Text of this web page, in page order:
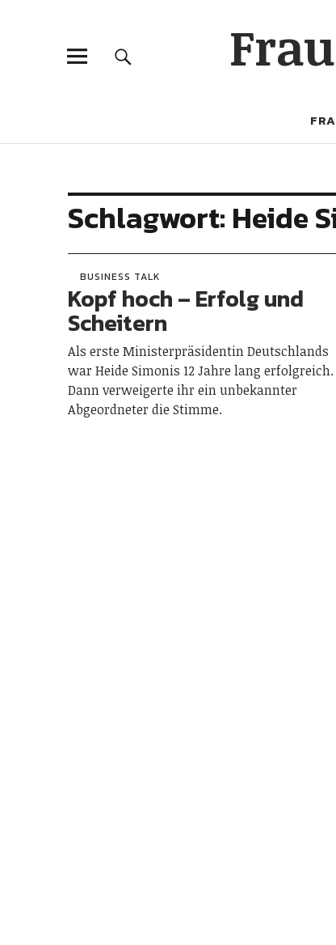
Schlagwort: Heide
BUSINESS TALK
Kopf hoch – Erfolg und
Scheitern
Als erste Ministerpräsidentin Deutschlands
war Heide Simonis 12 Jahre lang erfolgreich.
Dann verweigerte ihr ein unbekannter
Abgeordneter die Stimme.